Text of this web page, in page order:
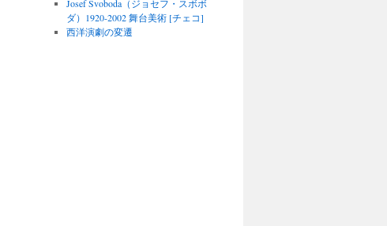
Josef Svoboda（ジョセフ・スボボ
ダ）1920-2002 舞台美術 [チェコ]
西洋演劇の変遷